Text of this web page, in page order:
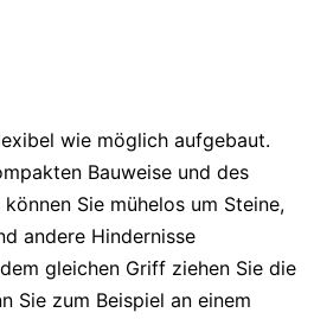
wie möglich aufgebaut.
Bauweise und des
Sie mühelos um Steine,
andere Hindernisse
gleichen Griff ziehen Sie die
Sie zum Beispiel an einem